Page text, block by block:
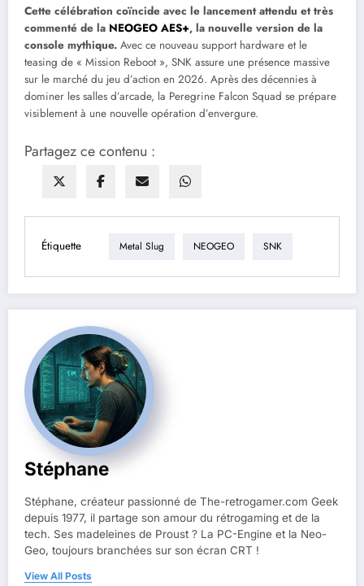
Cette célébration coïncide avec le lancement attendu et très
commenté de la NEOGEO AES+, la nouvelle version de la
console mythique. Avec ce nouveau support hardware et le
teasing de « Mission Reboot », SNK assure une présence massive
sur le marché du jeu d’action en 2026. Après des décennies à
dominer les salles d’arcade, la Peregrine Falcon Squad se prépare
visiblement à une nouvelle opération d’envergure.
Partagez ce contenu :
Étiquette Metal Slug NEOGEO SNK
Stéphane
Stéphane, créateur passionné de The-retrogamer.com Geek
depuis 1977, il partage son amour du rétrogaming et de la
tech. Ses madeleines de Proust ? La PC-Engine et la Neo-
Geo, toujours branchées sur son écran CRT !
View All Posts